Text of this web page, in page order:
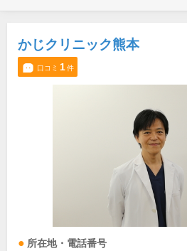
かじクリニック熊本
口コミ 1件
所在地・電話番号